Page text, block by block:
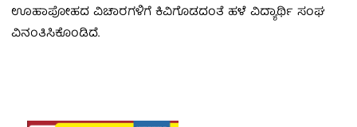
ಊಹಾಪೋಹದ ವಿಚಾರಗಳಿಗೆ ಕಿವಿಗೊಡದಂತೆ ಹಳೆ ವಿದ್ಯಾರ್ಥಿ ಸಂಘ
ವಿನಂತಿಸಿಕೊಂಡಿದೆ.